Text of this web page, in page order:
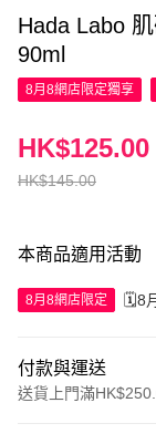
Hada Labo
90ml
8月8網店限定獨享
HK$145.00
HK$125.00
本商品適用活動
8月8網店限定 🗓️8
付款與運送
送貨上門滿